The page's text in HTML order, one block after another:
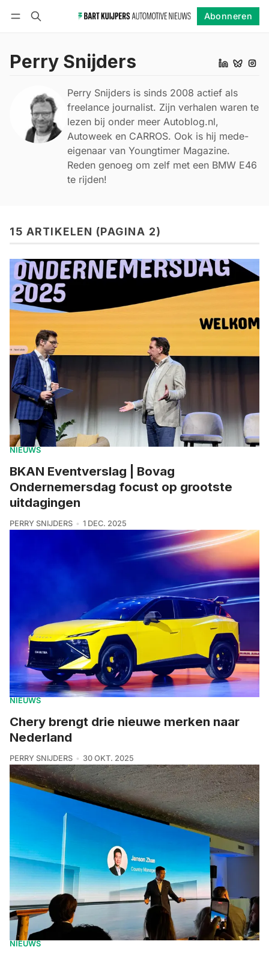
Abonneren
Perry Snijders
Perry Snijders is sinds 2008 actief als
freelance journalist. Zijn verhalen waren te
lezen bij onder meer Autoblog.nl,
Autoweek en CARROS. Ook is hij mede-
eigenaar van Youngtimer Magazine.
Reden genoeg om zelf met een BMW E46
te rijden!
15 ARTIKELEN (PAGINA 2)
NIEUWS
BKAN Eventverslag | Bovag
Ondernemersdag focust op grootste
uitdagingen
PERRY SNIJDERS 1 DEC. 2025
NIEUWS
Chery brengt drie nieuwe merken naar
Nederland
PERRY SNIJDERS 30 OKT. 2025
NIEUWS